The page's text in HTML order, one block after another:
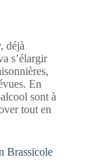
déjà
s’élargir
En
sont à
tout en
Brassicole